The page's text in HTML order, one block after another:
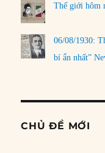
Thế giới hôm
06/08/1930:
bí ẩn nhất”
CHỦ ĐỀ MỚI